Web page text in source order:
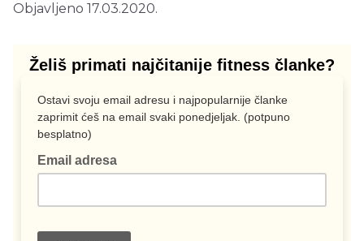
Objavljeno 17.03.2020.